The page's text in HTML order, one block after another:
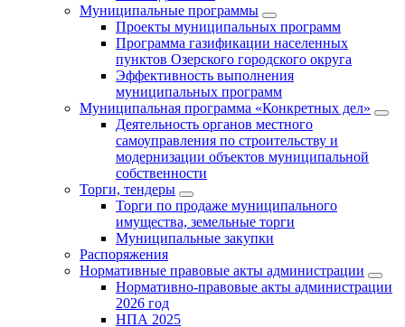
Муниципальные программы
Проекты муниципальных программ
Программа газификации населенных
пунктов Озерского городского округа
Эффективность выполнения
муниципальных программ
Муниципальная программа «Конкретных дел»
Деятельность органов местного
самоуправления по строительству и
модернизации объектов муниципальной
собственности
Торги, тендеры
Торги по продаже муниципального
имущества, земельные торги
Муниципальные закупки
Распоряжения
Нормативные правовые акты администрации
Нормативно-правовые акты администрации
2026 год
НПА 2025